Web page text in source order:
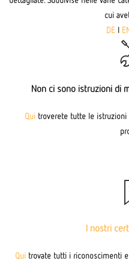
cui
DE I
Non ci sono istruzioni di
Quitroverete tutte le istruzioni
I nostri
Qui trovate tutti i riconoscimenti